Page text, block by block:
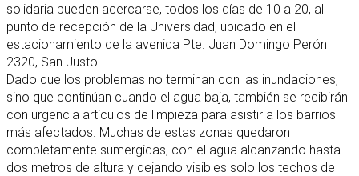
solidaria pueden acercarse, todos los días de 10 a 20, al
punto de recepción de la Universidad, ubicado en el
estacionamiento de la avenida Pte. Juan Domingo Perón
2320, San Justo.
Dado que los problemas no terminan con las inundaciones,
sino que continúan cuando el agua baja, también se recibirán
con urgencia artículos de limpieza para asistir a los barrios
más afectados. Muchas de estas zonas quedaron
completamente sumergidas, con el agua alcanzando hasta
dos metros de altura y dejando visibles solo los techos de